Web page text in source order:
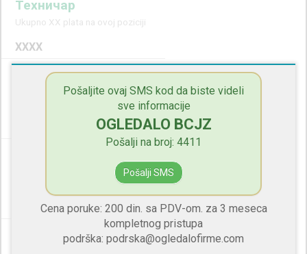
Pošaljite ovaj SMS kod da biste videli
sve informacije
OGLEDALO BCJZ
Pošalji na broj: 4411
Pošalji SMS
Cena poruke: 200 din. sa PDV-om. za 3 meseca
kompletnog pristupa
podrška: podrska@ogledalofirme.com
Техничар
Ukupno XX plata na ovoj poziciji
XXXX
Službenik
Ukupno XX plata na ovoj poziciji
Upravnik Pošte 4 Reda
Ukupno XX plata na ovoj poziciji
XXXX
Ekonomski Tehničar